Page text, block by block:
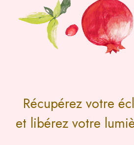
Récupérez votre
et libérez votre